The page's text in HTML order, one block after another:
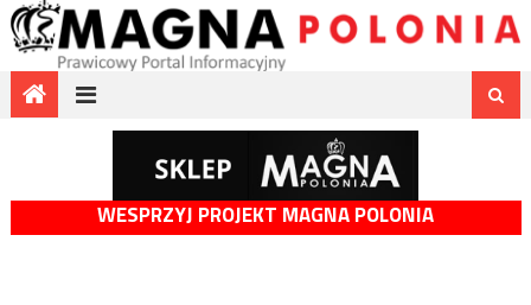
WESPRZYJ PROJEKT MAGNA POLONIA